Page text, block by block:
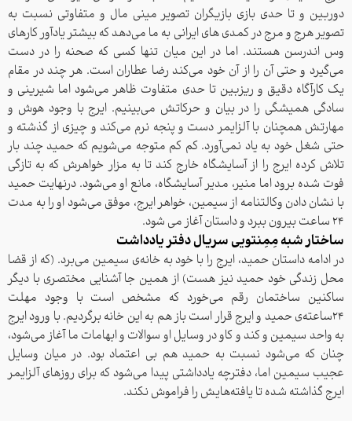
دوربین و تا حدی بازی بازیگران تصویر مینی مال و متفاوتی نسبت به
تصویر هرج و مرج در کمدی های ایرانی به ما می‌دهد که بیشتر یادآور کارهای
وس اندرسن هستند. اما در این میان تنها کسی که صحنه را در دست
می‌گیرد و حتی آن را از آن خود می‌کند رضا عطاران است. هر چند در مقام
یک کارآگاه دقیق و ریزبین تا حدی متفاوت ظاهر می‌شود اما شیرینی و
سادگی همیشگی را در بیان و حرکاتش می‌بینیم. ایرج با وجود هوش و
مهارتش همچنان با آلزایمر دست و پنجه نرم می‌کند و چیزی از گذشته و
حتی شغل خود به یاد نمی‌آورد. کم کم متوجه می‌شویم که حمید چند بار
تلاش کرده ایرج را از آسایشگاه خارج کند تا به مزار خواهرش که به تازگی
فوت شده برود اما منیر، مدیر آسایشگاه، مانع او می‌شود. درنهایت حمید
با نشان دادن وکالتنامه از سیمین، خواهر ایرج، موفق می‌شود او را به مدت
۲۴ ساعت بیرون ببرد و داستان آغاز می شود.
ساختار شبه مِمِنتویی سریال دفتر یادداشت
در ادامه داستان حمید، ایرج را با خود به خانه‌ی سیمین می‌برد. (که از قضا
محل زندگی خود حمید نیز هست) از همین جا آشنایی مختصری با دیگر
ساکنین ساختمان رقم می‌خورد که مشخص است با وجود مهلت
۲۴ساعته‌ی حمید و ایرج قرار است باز هم به این خانه برگردیم. با ورود ایرج
به واحد سیمین و کند و کاو در وسایل او سوالات و ابهامات ما آغاز می‌شود،
چنان که می‌شود نسبت به حمید هم بی اعتماد بود. در میان وسایل
عجیب سیمین اما، دفترچه یادداشتی پیدا می‌شود که برای روزهای آلزایمر
ایرج گذاشته شده تا یافته‌هایش را فراموش نکند.